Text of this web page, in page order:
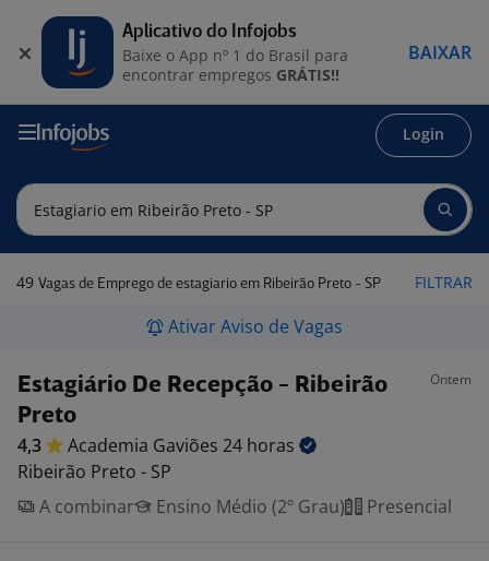
Login
49 Vagas de Emprego de estagiario em Ribeirão Preto - SP FILTRAR
Ativar Aviso de Vagas
Estagiário De Recepção - Ribeirão
Preto
Ontem
4,3 Academia Gaviões 24 horas
Ribeirão Preto - SP
A combinar
Ensino Médio (2º Grau) Presencial
Aplicativo do Infojobs
Baixe o App nº 1 do Brasil para
encontrar empregos GRÁTIS!!
BAIXAR